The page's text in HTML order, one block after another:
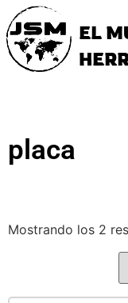
EL
placa
Mostrando los 2